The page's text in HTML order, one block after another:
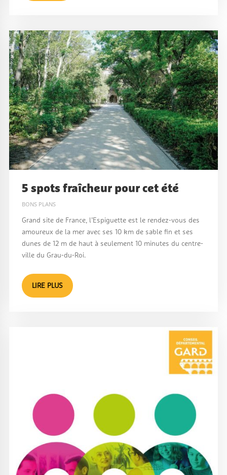
5 spots fraîcheur pour cet été
BONS PLANS
Grand site de France, l’Espiguette est le rendez-vous des
amoureux de la mer avec ses 10 km de sable fin et ses
dunes de 12 m de haut à seulement 10 minutes du centre-
ville du Grau-du-Roi.
LIRE PLUS